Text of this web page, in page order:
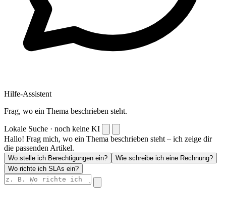
Hilfe-Assistent
Frag, wo ein Thema beschrieben steht.
Lokale Suche · noch keine KI
Hallo! Frag mich, wo ein Thema beschrieben steht – ich zeige dir
die passenden Artikel.
Wo stelle ich Berechtigungen ein?
Wie schreibe ich eine Rechnung?
Wo richte ich SLAs ein?